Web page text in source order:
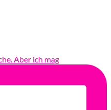
Aber ich mag